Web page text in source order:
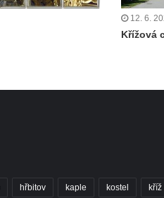
Marií
v Římově
Třebonínem a Horním
12. 6.
Křížová
hřbitov kaple kostel kříž